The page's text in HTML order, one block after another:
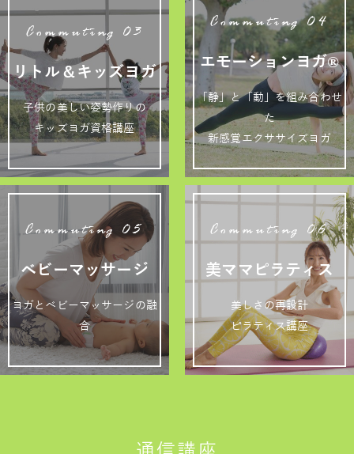
Commuting 03
リトル＆キッズヨガ
子供の美しい姿勢作りの
キッズヨガ資格講座
Commuting 04
エモーションヨガ®
「静」と「動」を組み合わせ
た
新感覚エクササイズヨガ
Commuting 05
ベビーマッサージ
ヨガとベビーマッサージの融
合
Commuting 06
美ママピラティス
美しさの再設計
ピラティス講座